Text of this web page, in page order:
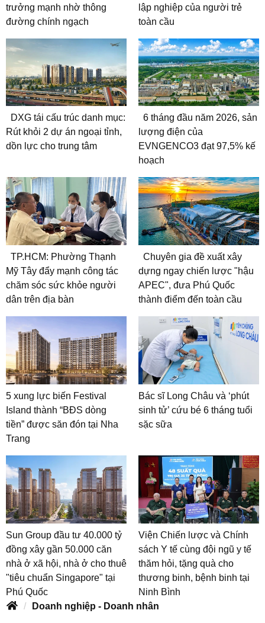
trưởng mạnh nhờ thông
đường chính ngạch
lập nghiệp của người trẻ
toàn cầu
DXG tái cấu trúc danh mục:
Rút khỏi 2 dự án ngoại tỉnh,
dồn lực cho trung tâm
6 tháng đầu năm 2026, sản
lượng điện của
EVNGENCO3 đạt 97,5% kế
hoạch
TP.HCM: Phường Thạnh
Mỹ Tây đẩy mạnh công tác
chăm sóc sức khỏe người
dân trên địa bàn
Chuyên gia đề xuất xây
dựng ngay chiến lược "hậu
APEC", đưa Phú Quốc
thành điểm đến toàn cầu
5 xung lực biến Festival
Island thành “BĐS dòng
tiền” được săn đón tại Nha
Trang
Bác sĩ Long Châu và ‘phút
sinh tử’ cứu bé 6 tháng tuổi
sặc sữa
Sun Group đầu tư 40.000 tỷ
đồng xây gần 50.000 căn
nhà ở xã hội, nhà ở cho thuê
"tiêu chuẩn Singapore" tại
Phú Quốc
Viện Chiến lược và Chính
sách Y tế cùng đội ngũ y tế
thăm hỏi, tặng quà cho
thương binh, bệnh binh tại
Ninh Bình
Doanh nghiệp - Doanh nhân